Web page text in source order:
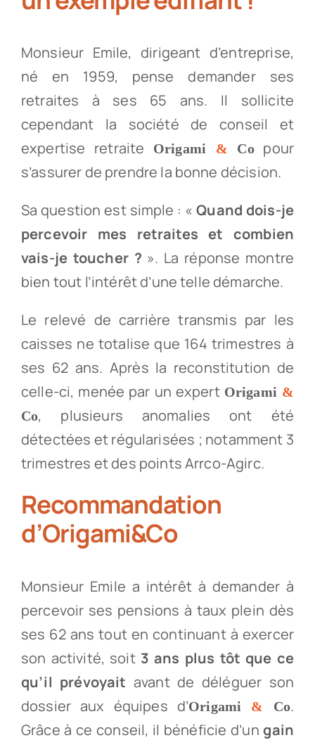
Monsieur Emile, dirigeant d’entreprise,
né en 1959, pense demander ses
retraites à ses 65 ans. Il sollicite
cependant la société de conseil et
expertise retraite
Origami & Copour
s’assurer de prendre la bonne décision.
Sa question est simple : «Quand dois-je
percevoir mes retraites et combien
vais-je toucher ? ». La réponse montre
bien tout l’intérêt d’une telle démarche.
Le relevé de carrière transmis par les
caisses ne totalise que 164 trimestres à
ses 62 ans. Après la reconstitution de
celle-ci, menée par un expert Origami &
Co, plusieurs anomalies ont été
détectées et régularisées ; notamment 3
trimestres et des points Arrco-Agirc.
Recommandation
d’Origami&Co
Monsieur Emile a intérêt à demander à
percevoir ses pensions à taux plein dès
ses 62 ans tout en continuant à exercer
son activité, soit 3 ans plus tôt que ce
qu’il prévoyait avant de déléguer son
dossier aux équipes d’Origami & Co.
Grâce à ce conseil, il bénéficie d’ungain